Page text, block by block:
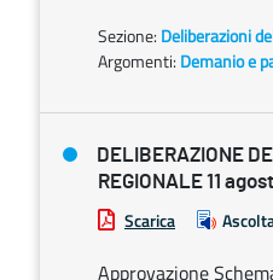
Sezione: Deliberazioni
Argomenti: Demanio e
DELIBERAZIONE
REGIONALE 11
Scarica
Approvazione